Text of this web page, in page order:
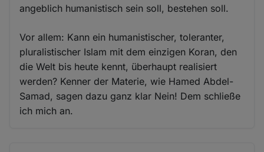
angeblich humanistisch sein soll, bestehen soll.
Vor allem: Kann ein humanistischer, toleranter,
pluralistischer Islam mit dem einzigen Koran, den
die Welt bis heute kennt, überhaupt realisiert
werden? Kenner der Materie, wie Hamed Abdel-
Samad, sagen dazu ganz klar Nein! Dem schließe
ich mich an.